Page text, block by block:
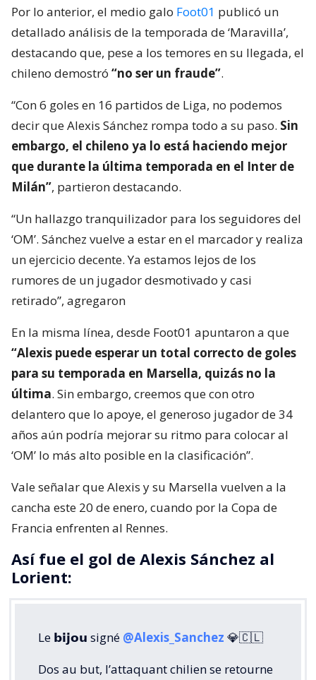
Por lo anterior, el medio galo Foot01 publicó un
detallado análisis de la temporada de ‘Maravilla’,
destacando que, pese a los temores en su llegada, el
chileno demostró “no ser un fraude”.
“Con 6 goles en 16 partidos de Liga, no podemos
decir que Alexis Sánchez rompa todo a su paso. Sin
embargo, el chileno ya lo está haciendo mejor
que durante la última temporada en el Inter de
Milán”, partieron destacando.
“Un hallazgo tranquilizador para los seguidores del
‘OM’. Sánchez vuelve a estar en el marcador y realiza
un ejercicio decente. Ya estamos lejos de los
rumores de un jugador desmotivado y casi
retirado”, agregaron
En la misma línea, desde Foot01 apuntaron a que
“Alexis puede esperar un total correcto de goles
para su temporada en Marsella, quizás no la
última. Sin embargo, creemos que con otro
delantero que lo apoye, el generoso jugador de 34
años aún podría mejorar su ritmo para colocar al
‘OM’ lo más alto posible en la clasificación”.
Vale señalar que Alexis y su Marsella vuelven a la
cancha este 20 de enero, cuando por la Copa de
Francia enfrenten al Rennes.
Así fue el gol de Alexis Sánchez al
Lorient:
Le 𝗯𝗶𝗷𝗼𝘂 signé @Alexis_Sanchez 💎🇨🇱
Dos au but, l’attaquant chilien se retourne